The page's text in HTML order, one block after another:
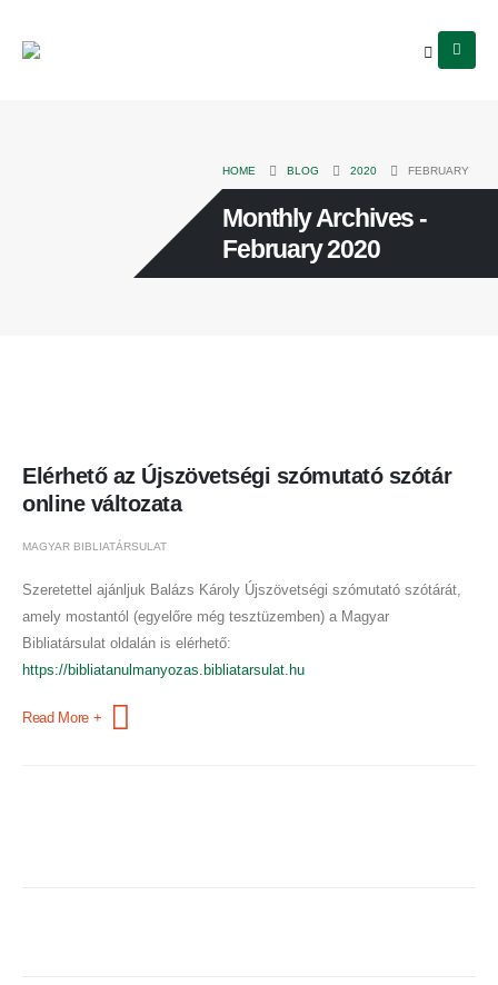
HOME BLOG 2020 FEBRUARY
Monthly Archives -
February 2020
Elérhető az Újszövetségi szómutató szótár
online változata
MAGYAR BIBLIATÁRSULAT
Szeretettel ajánljuk Balázs Károly Újszövetségi szómutató szótárát,
amely mostantól (egyelőre még tesztüzemben) a Magyar
Bibliatársulat oldalán is elérhető:
https://bibliatanulmanyozas.bibliatarsulat.hu
Read More +